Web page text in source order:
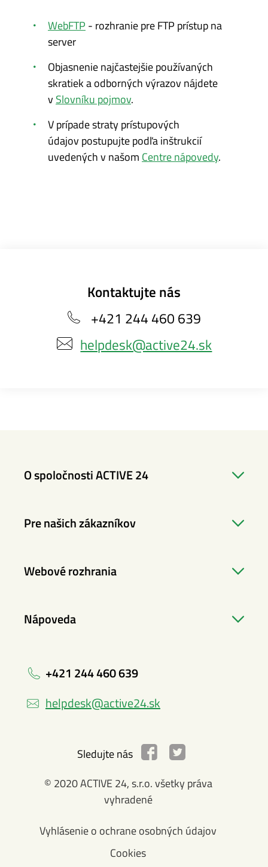
WebFTP - rozhranie pre FTP prístup na
server
Objasnenie najčastejšie používaných
skratiek a odborných výrazov nájdete
v Slovníku pojmov.
V prípade straty prístupových
údajov postupujte podľa inštrukcií
uvedených v našom Centre nápovedy.
Kontaktujte nás
+421 244 460 639
helpdesk@active24.sk
O spoločnosti ACTIVE 24
Pre našich zákazníkov
Webové rozhrania
Nápoveda
+421 244 460 639
helpdesk@active24.sk
Sledujte nás
© 2020 ACTIVE 24, s.r.o. všetky práva
vyhradené
Vyhlásenie o ochrane osobných údajov
Cookies